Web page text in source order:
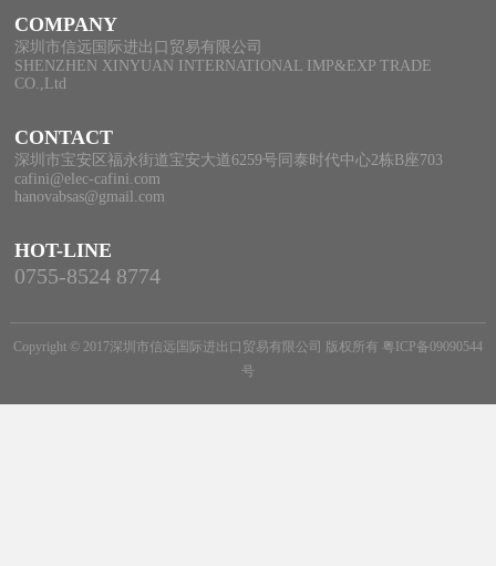
COMPANY
深圳市信远国际进出口贸易有限公司
SHENZHEN XINYUAN INTERNATIONAL IMP&EXP TRADE
CO.,Ltd
CONTACT
深圳市宝安区福永街道宝安大道6259号同泰时代中心2栋B座703
cafini@elec-cafini.com
hanovabsas@gmail.com
HOT-LINE
0755-8524 8774
Copyright © 2017深圳市信远国际进出口贸易有限公司 版权所有 粤ICP备09090544
号